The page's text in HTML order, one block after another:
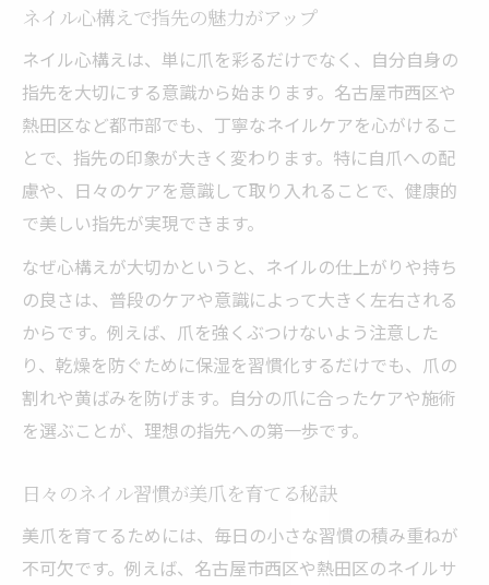
ネイル心構えで指先の魅力がアップ
ネイル心構えは、単に爪を彩るだけでなく、自分自身の
指先を大切にする意識から始まります。名古屋市西区や
熱田区など都市部でも、丁寧なネイルケアを心がけるこ
とで、指先の印象が大きく変わります。特に自爪への配
慮や、日々のケアを意識して取り入れることで、健康的
で美しい指先が実現できます。
なぜ心構えが大切かというと、ネイルの仕上がりや持ち
の良さは、普段のケアや意識によって大きく左右される
からです。例えば、爪を強くぶつけないよう注意した
り、乾燥を防ぐために保湿を習慣化するだけでも、爪の
割れや黄ばみを防げます。自分の爪に合ったケアや施術
を選ぶことが、理想の指先への第一歩です。
日々のネイル習慣が美爪を育てる秘訣
美爪を育てるためには、毎日の小さな習慣の積み重ねが
不可欠です。例えば、名古屋市西区や熱田区のネイルサ